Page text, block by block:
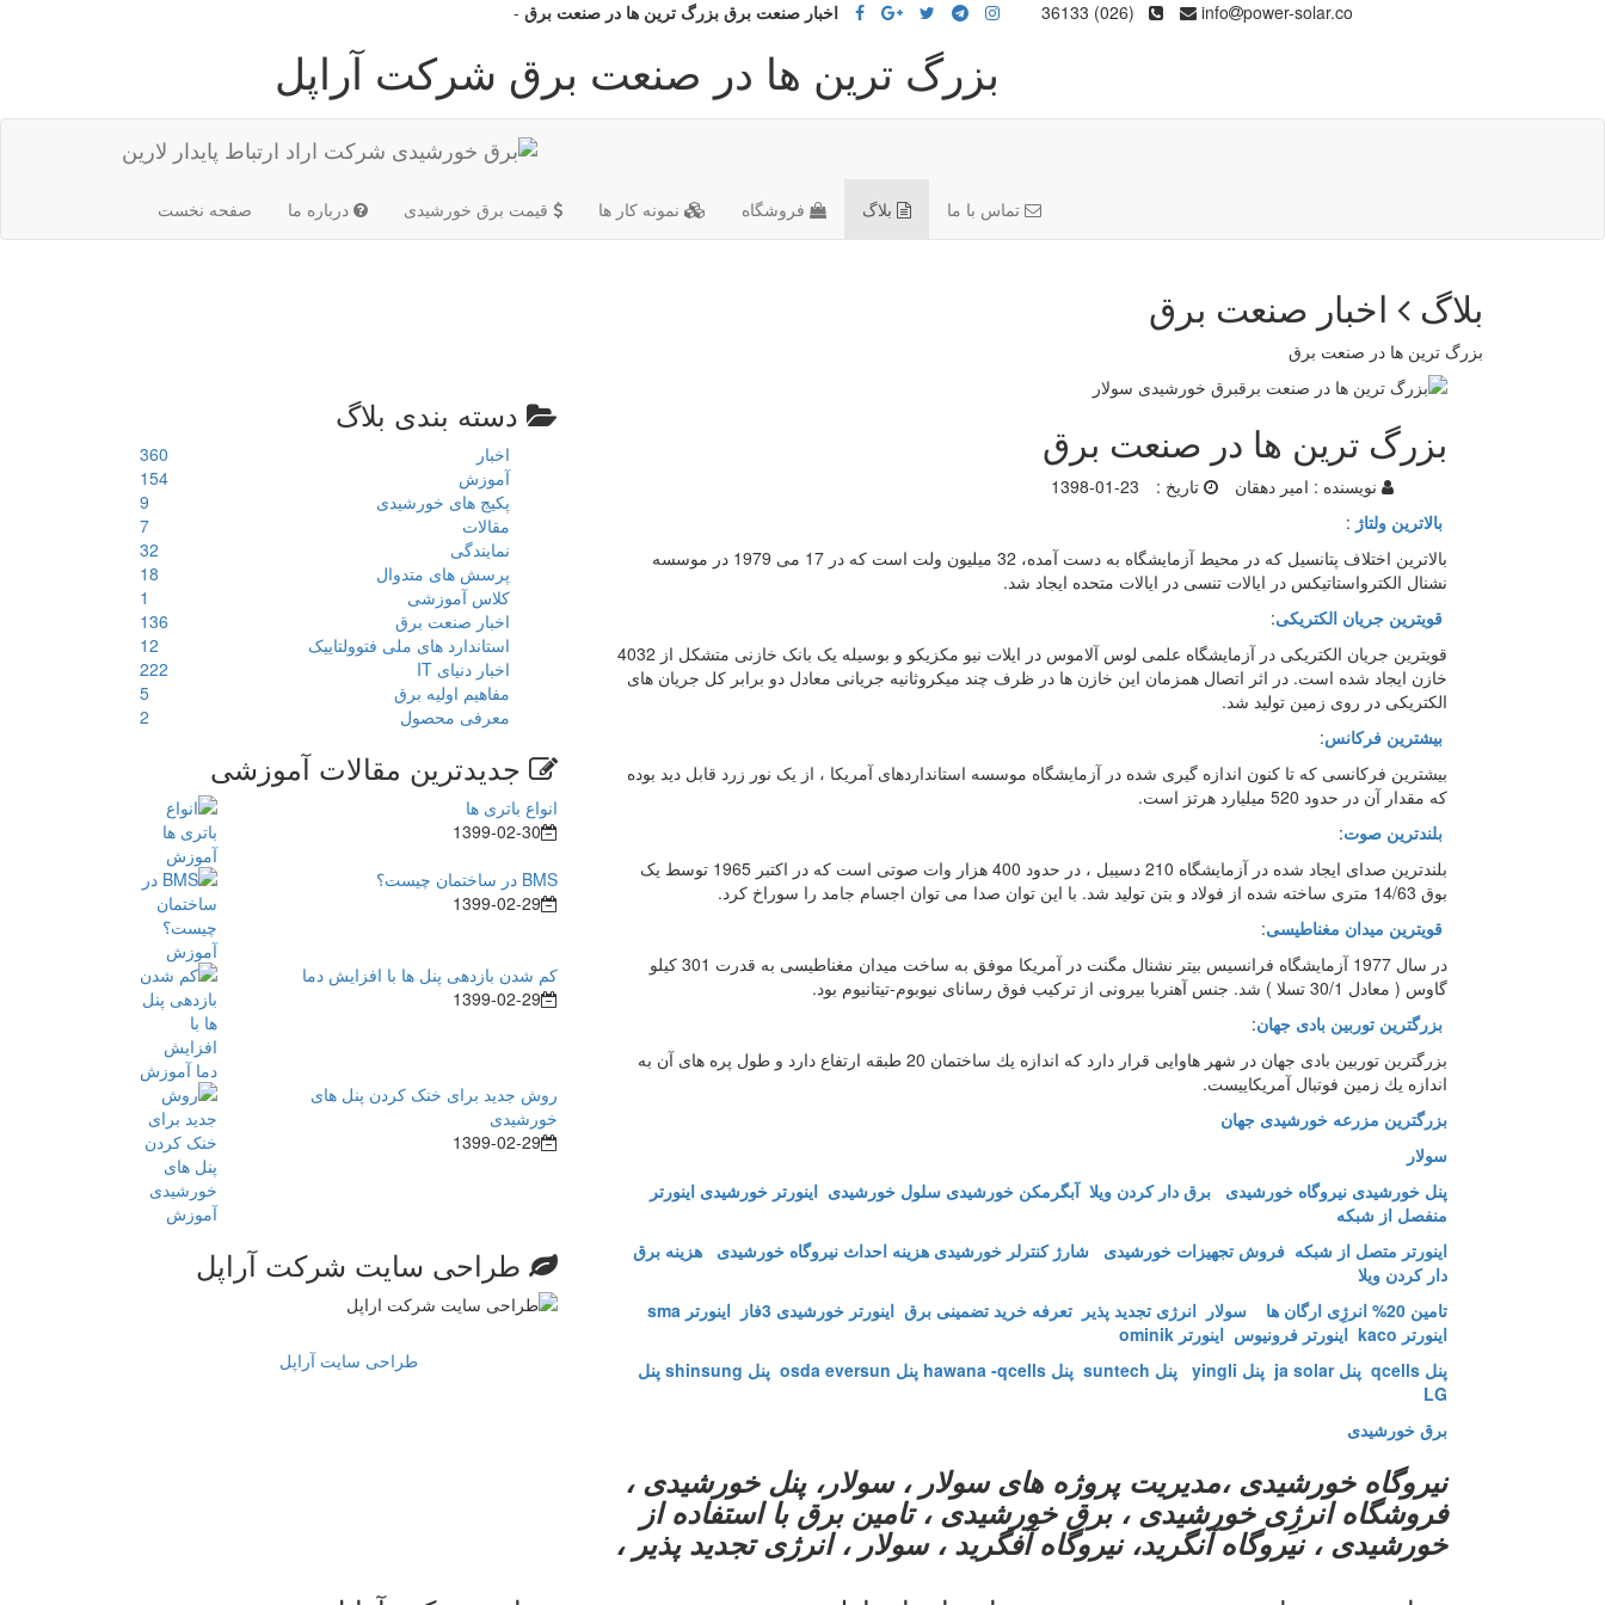
اخبار صنعت برق بزرگ ترین ها در صنعت برق -
بزرگ ترین ها در صنعت برق شرکت آراپل
info power-solar.co
(026) 36133
صفحه نخست درباره ما قیمت برق خورشیدی نمونه کار ها فروشگاه بلاگ تماس با ما
بلاگ اخبار صنعت برق
بزرگ ترین ها در صنعت برق
دسته بندی بلاگ
اخبار
360
آموزش
154
پکیج های خورشیدی
9
مقالات
7
نمایندگی
32
پرسش های متدوال
18
کلاس آموزشی
1
اخبار صنعت برق
136
استاندارد های ملی فتوولتاییک
12
اخبار دنیای IT
222
مفاهیم اولیه برق
5
معرفی محصول
2
جدیدترین مقالات آموزشی
انواع باتری ها
1399-02-30
BMS در ساختمان چیست؟
1399-02-29
کم شدن بازدهی پنل ها با افزایش دما
1399-02-29
روش جدید برای خنک کردن پنل های
خورشیدی
1399-02-29
طراحی سایت شرکت آراپل
طراحی سایت آراپل
بزرگ ترین ها در صنعت برق
نویسنده : امیر دهقان تاریخ :
1398-01-23
بالاترین ولتاژ :
بالاترین اختلاف پتانسیل که در محیط آزمایشگاه به دست آمده، 32 میلیون ولت است که در 17 می 1979 در موسسه
نشنال الکترواستاتیکس در ایالات تنسی در ایالات متحده ایجاد شد.
قویترین جریان الکتریکی:
قویترین جریان الکتریکی در آزمایشگاه علمی لوس آلاموس در ایلات نیو مکزیکو و بوسیله یک بانک خازنی متشکل از 4032
خازن ایجاد شده است. در اثر اتصال همزمان این خازن ها در ظرف چند میکروثانیه جریانی معادل دو برابر کل جریان های
الکتریکی در روی زمین تولید شد.
بیشترین فرکانس:
بیشترین فرکانسی که تا کنون اندازه گیری شده در آزمایشگاه موسسه استانداردهای آمریکا ، از یک نور زرد قابل دید بوده
که مقدار آن در حدود 520 میلیارد هرتز است.
بلندترین صوت:
بلندترین صدای ایجاد شده در آزمایشگاه 210 دسیبل ، در حدود 400 هزار وات صوتی است که در اکتبر 1965 توسط یک
بوق 14/63 متری ساخته شده از فولاد و بتن تولید شد. با این توان صدا می توان اجسام جامد را سوراخ کرد.
قویترین میدان مغناطیسی:
در سال 1977 آزمایشگاه فرانسیس بیتر نشنال مگنت در آمریکا موفق به ساخت میدان مغناطیسی به قدرت 301 کیلو
گاوس ( معادل 30/1 تسلا ) شد. جنس آهنربا بیرونی از ترکیب فوق رسانای نیوبوم-تیتانیوم بود.
بزرگترین توربین بادی جهان:
بزرگترین توربین بادی جهان در شهر هاوایی قرار دارد كه اندازه یك ساختمان 20 طبقه ارتفاع دارد و طول پره های آن به
اندازه یك زمین فوتبال آمریكاییست.
بزرگترین مزرعه خورشیدی جهان
سولار
پنل خورشیدی نیروگاه خورشیدی برق دار کردن ویلا آبگرمکن خورشیدی سلول خورشیدی اینورتر خورشیدی اینورتر
منفصل از شبکه
اینورتر متصل از شبکه فروش تجهیزات خورشیدی شارژ کنترلر خورشیدی هزینه احداث نیروگاه خورشیدی
هزینه برق
دار کردن ویلا
تامین 20% انرژِی ارگان ها
سولار انرژی تجدید پذیر تعرفه خرید تضمینی برق اینورتر خورشیدی 3فاز
اینورتر sma
اینورتر kaco اینورتر فرونیوس
اینورتر ominik
پنل qcells
پنل ja solar پنل yingli پنل suntech پنل hawana -qcells پنل osda eversun پنل shinsung
پنل
LG
برق خورشیدی
نیروگاه خورشیدی ،مدیریت پروژه های سولار ، سولار، پنل خورشیدی ،
فروشگاه انرژِی خورشیدی ، برق خورشیدی ، تامین برق با استفاده از
خورشیدی ، نیروگاه آنگرید، نیروگاه آفگرید ، سولار ، انرژی تجدید پذیر ،